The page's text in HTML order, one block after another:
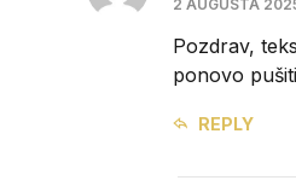
2 AUGUSTA
Pozdrav,
ponovo
REPLY